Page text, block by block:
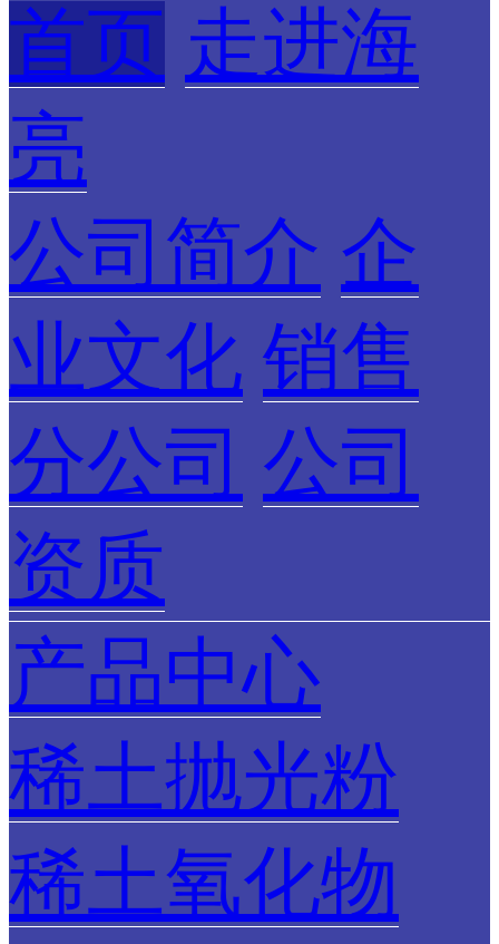
首页 走进海
亮
公司简介 企
业文化 销售
分公司 公司
资质
产品中心
稀土抛光粉
稀土氧化物